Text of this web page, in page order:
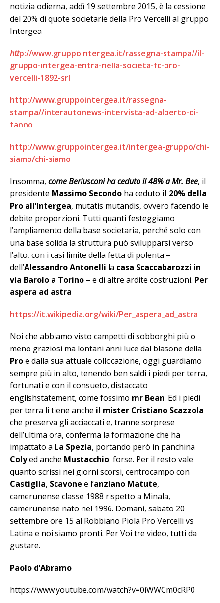
notizia odierna, addì 19 settembre 2015, è la cessione
del 20% di quote societarie della Pro Vercelli al gruppo
Intergea
http://www.gruppointergea.it/rassegna-stampa//il-
gruppo-intergea-entra-nella-societa-fc-pro-
vercelli-1892-srl
http://www.gruppointergea.it/rassegna-
stampa//interautonews-intervista-ad-alberto-di-
tanno
http://www.gruppointergea.it/intergea-gruppo/chi-
siamo/chi-siamo
Insomma, come Berlusconi ha ceduto il 48% a Mr. Bee, il
presidente Massimo Secondo ha ceduto il 20% della
Pro all’Intergea, mutatis mutandis, ovvero facendo le
debite proporzioni. Tutti quanti festeggiamo
l’ampliamento della base societaria, perché solo con
una base solida la struttura può svilupparsi verso
l’alto, con i casi limite della fetta di polenta –
dell’AlessandroAntonelli la casa Scaccabarozzi in
via Barolo a Torino – e di altre ardite costruzioni. Per
aspera ad astra
https://it.wikipedia.org/wiki/Per_aspera_ad_astra
Noi che abbiamo visto campetti di sobborghi più o
meno graziosi ma lontani anni luce dal blasone della
Proe dalla sua attuale collocazione, oggi guardiamo
sempre più in alto, tenendo ben saldi i piedi per terra,
fortunati e con il consueto, distaccato
englishstatement, come fossimo mr Bean. Ed i piedi
per terra li tiene anche il mister Cristiano Scazzola
che preserva gli acciaccati e, tranne sorprese
dell’ultima ora, conferma la formazione che ha
impattato a La Spezia, portando però in panchina
Colyed anche Mustacchio, forse. Per il resto vale
quanto scrissi nei giorni scorsi, centrocampo con
Castiglia, Scavone e l’anziano Matute,
camerunense classe 1988 rispetto a Minala,
camerunense nato nel 1996. Domani, sabato 20
settembre ore 15 al Robbiano Piola Pro Vercelli vs
Latina e noi siamo pronti. Per Voi tre video, tutti da
gustare.
Paolo d’Abramo
https://www.youtube.com/watch?v=0iWWCm0cRP0